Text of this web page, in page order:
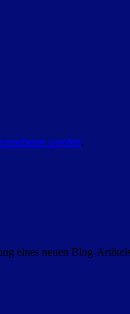
werden.
eines neuen Blog-